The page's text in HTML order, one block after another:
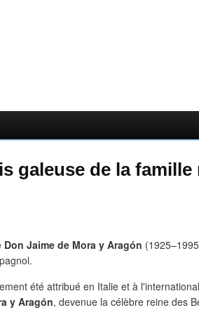
galeuse de la famille
Don Jaime de Mora y Aragón
été attribué en Italie et à
y Aragón, devenue la célèbre reine des